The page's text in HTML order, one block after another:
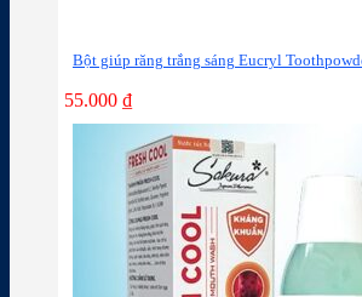
Bột giúp răng trắng sáng Eucryl
55.000 ₫